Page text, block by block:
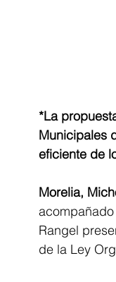
*La
Municipales
eficiente de
Morelia,
Rangel
de la Ley